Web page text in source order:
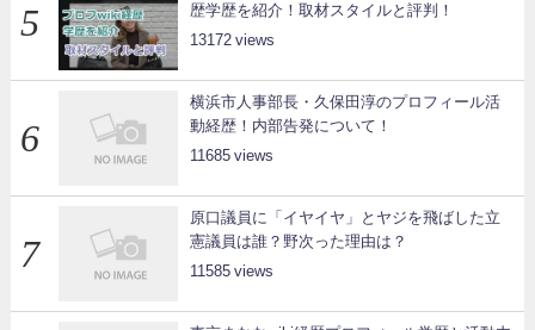
歴学歴を紹介！取材スタイルと評判！
13172
横浜市人事部長・久保田淳のプロフィール活
動経歴！内部告発について！
11685
原口議員に「イヤイヤ」とヤジを飛ばした立
憲議員は誰？野次った理由は？
11585